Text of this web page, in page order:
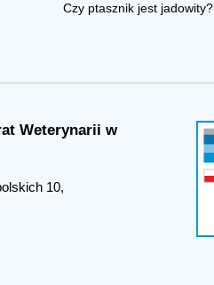
Czy ptasznik jest jadowity?
Weterynarii w
10,